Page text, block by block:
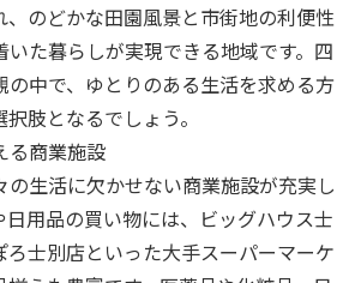
、のどかな田園風景と市街地の利便性
た暮らしが実現できる地域です。四
の中で、ゆとりのある生活を求める方
肢となるでしょう。
る商業施設
生活に欠かせない商業施設が充実し
日用品の買い物には、ビッグハウス士
ろ士別店といった大手スーパーマーケ